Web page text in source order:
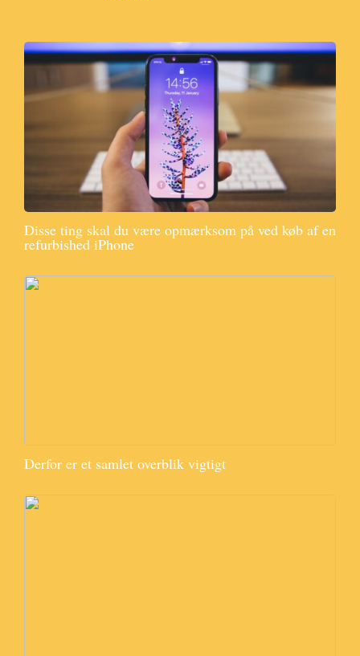
Disse ting skal du være opmærksom på ved køb af en
refurbished iPhone
Derfor er et samlet overblik vigtigt